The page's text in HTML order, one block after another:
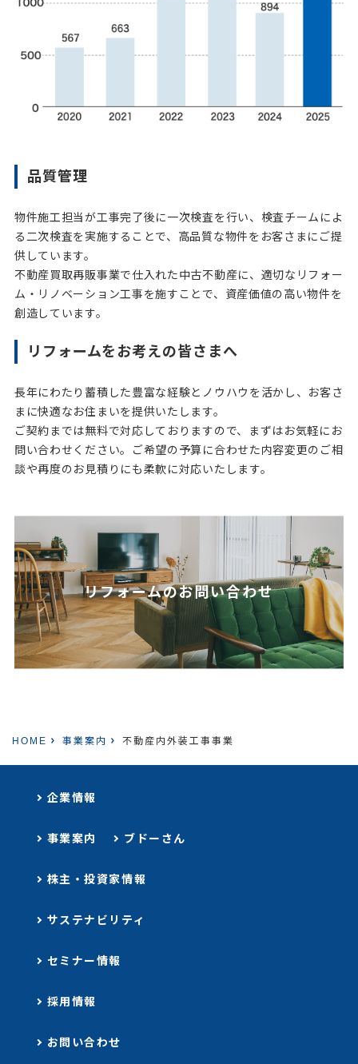
品質管理
物件施工担当が工事完了後に一次検査を行い、検査チームによ
る二次検査を実施することで、高品質な物件をお客さまにご提
供しています。
不動産買取再販事業で仕入れた中古不動産に、適切なリフォー
ム・リノベーション工事を施すことで、資産価値の高い物件を
創造しています。
リフォームをお考えの皆さまへ
長年にわたり蓄積した豊富な経験とノウハウを活かし、お客さ
まに快適なお住まいを提供いたします。
ご契約までは無料で対応しておりますので、まずはお気軽にお
問い合わせください。ご希望の予算に合わせた内容変更のご相
談や再度のお見積りにも柔軟に対応いたします。
リフォームのお問い合わせ
HOME 事業案内 不動産内外装工事事業
企業情報
事業案内 ブドーさん
株主・投資家情報
サステナビリティ
セミナー情報
採用情報
お問い合わせ